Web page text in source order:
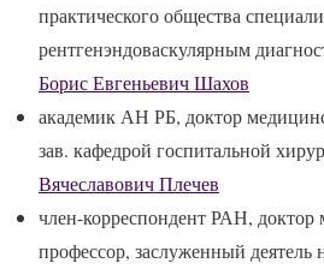
практического общества
рентгенэндоваскулярным
Борис Евгеньевич Шахов
академик АН РБ, доктор
зав. кафедрой госпитальной
Вячеславович Плечев
член-корреспондент РАН, доктор
профессор, заслуженный